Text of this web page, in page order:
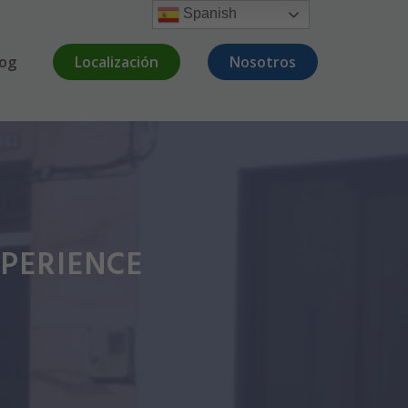
Localización Nosotros
Spanish